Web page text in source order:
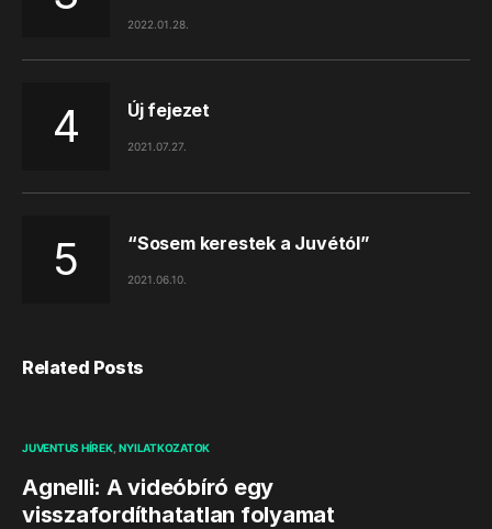
2022.01.28.
Új fejezet
2021.07.27.
“Sosem kerestek a Juvétól”
2021.06.10.
Related Posts
JUVENTUS HÍREK NYILATKOZATOK
Agnelli: A videóbíró egy
visszafordíthatatlan folyamat